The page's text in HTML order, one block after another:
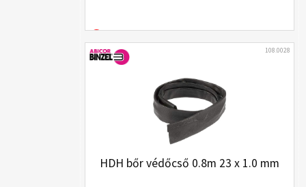
108.0028
HDH bőr védőcső 0.8m 23 x 1.0 mm